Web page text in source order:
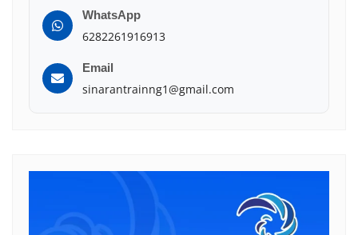
WhatsApp
6282261916913
Email
sinarantrainng1@gmail.com